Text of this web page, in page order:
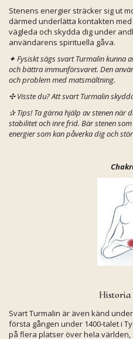
Stenens energier sträcker sig ut
därmed underlätta kontakten
vägleda och skydda dig under
användarens spirituella gåva.
✦Fysiskt sägs svart Turmalin kunna
och bättra immunförsvaret. Den
och problem med matsmältning.
✣ Visste du? Att svart Turmalin
✰Tips! Ta gärna hjälp av stenen när
stabilitet och inre frid. Bär stenen
energier som kan påverka dig och
Historia
Svart Turmalin är även känd
första gången under 1400-talet i
på flera platser över hela världen,